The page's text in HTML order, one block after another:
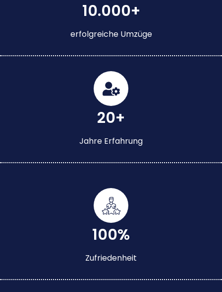
10.000+
erfolgreiche Umzüge
20+
Jahre Erfahrung
100%
Zufriedenheit